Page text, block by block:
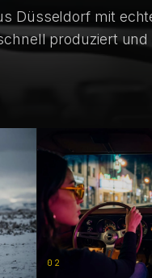
Düsseldorf mit
produziert
02